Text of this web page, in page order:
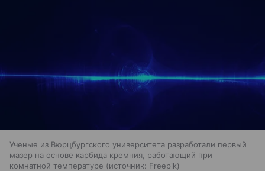
Ученые из Вюрцбургского университета разработали первый
мазер на основе карбида кремния, работающий при
комнатной температуре
источник: Freepik